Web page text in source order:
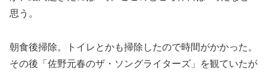
思う。
朝食後掃除。トイレとかも掃除したので時間がかかった。
その後「佐野元春のザ・ソングライターズ」を観ていたが